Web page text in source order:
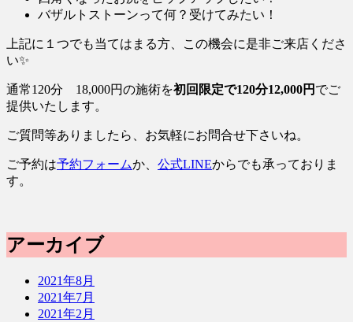
バザルトストーンって何？受けてみたい！
上記に１つでも当てはまる方、この機会に是非ご来店くださ
い✨
通常120分 18,000円の施術を初回限定で120分12,000円 でご
提供いたします。
ご質問等ありましたら、お気軽にお問合せ下さいね。
ご予約は予約フォームか、 公式LINEからでも承っておりま
す。
アーカイブ
2021年8月
2021年7月
2021年2月